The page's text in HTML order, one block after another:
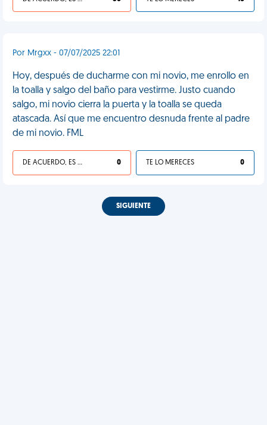
Por Mrgxx - 07/07/2025 22:01
Hoy, después de ducharme con mi novio, me enrollo en
la toalla y salgo del baño para vestirme. Justo cuando
salgo, mi novio cierra la puerta y la toalla se queda
atascada. Así que me encuentro desnuda frente al padre
de mi novio. FML
DE ACUERDO, ES UNA VIDA HP 0 TE LO MERECES 0
SIGUIENTE